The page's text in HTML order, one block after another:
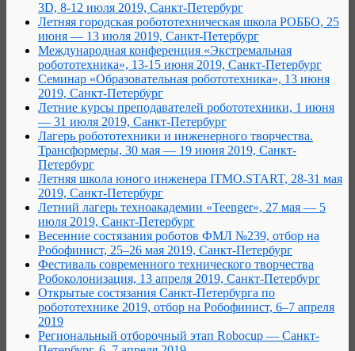
3D, 8-12 июля 2019, Санкт-Петербург
Летняя городская робототехническая школа РОББО, 25
июня — 13 июля 2019, Санкт-Петербург
Международная конференция «Экстремальная
робототехника», 13-15 июня 2019, Санкт-Петербург
Семинар «Образовательная робототехника», 13 июня
2019, Санкт-Петербург
Летние курсы преподавателей робототехники, 1 июня
— 31 июля 2019, Санкт-Петербург
Лагерь робототехники и инженерного творчества.
Трансформеры, 30 мая — 19 июня 2019, Санкт-
Петербург
Летняя школа юного инженера ITMO.START, 28-31 мая
2019, Санкт-Петербург
Летний лагерь техноакадемии «Teenger», 27 мая — 5
июля 2019, Санкт-Петербург
Весенние состязания роботов ФМЛ №239, отбор на
Робофинист, 25–26 мая 2019, Санкт-Петербург
Фестиваль современного технического творчества
Робоколонизация, 13 апреля 2019, Санкт-Петербург
Открытые состязания Санкт-Петербурга по
робототехнике 2019, отбор на Робофинист, 6–7 апреля
2019
Региональный отборочный этап Robocup — Санкт-